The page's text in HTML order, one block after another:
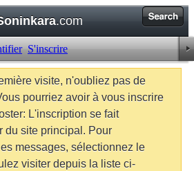
.com
S'inscrire
visite, n'oubliez pas de
pourriez avoir à vous inscrire
L'inscription se fait
du site principal. Pour
messages, sélectionnez le
visiter depuis la liste ci-